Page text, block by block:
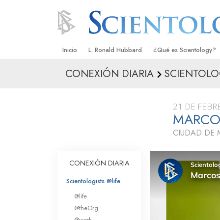
Inicio L. Ronald Hubbard ¿Qué es Scientology?
Creencias y Prácticas
Qué dicen los
Scientology
Dentro de una Iglesia
Los Principios Básicos
Una Introducción a
CONEXIÓN DIARIA
21 DE
CIUDAD DE
CONEXIÓN DIARIA
Scientologists @life
@life
@theOrg